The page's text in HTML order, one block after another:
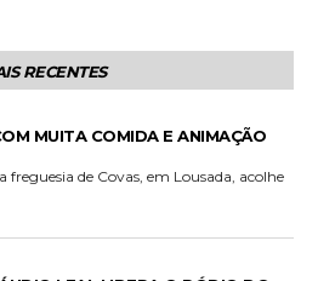
RECENTES
MUITA COMIDA E ANIMAÇÃO
freguesia de Covas, em Lousada, acolhe